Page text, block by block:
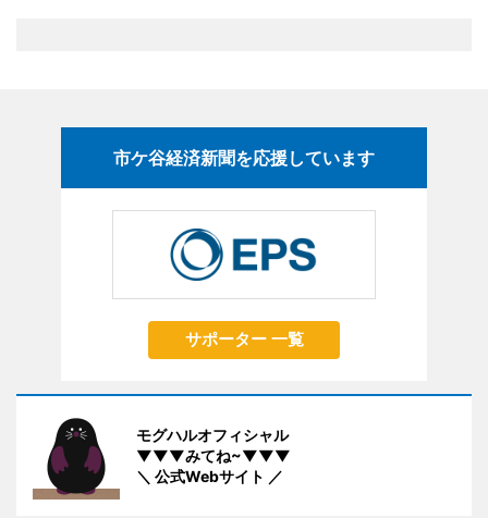
市ケ谷経済新聞を応援しています
サポーター 一覧
モグハルオフィシャル
▼▼▼みてね~▼▼▼
＼ 公式Webサイト ／